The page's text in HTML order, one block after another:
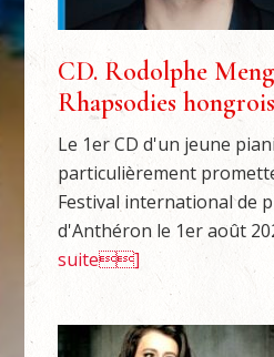
CD. Rodolphe
Rhapsodies
Le 1er CD d'un jeune
particulièrement
Festival international de
d'Anthéron le 1er août
suite]